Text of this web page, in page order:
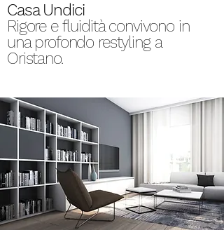
Casa Undici
Rigore e fluidità convivono in
una profondo restyling a
Oristano.